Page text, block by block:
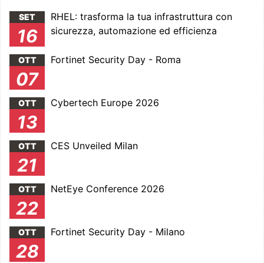
SET
16
RHEL: trasforma la tua infrastruttura con
sicurezza, automazione ed efficienza
OTT
07
Fortinet Security Day - Roma
OTT
13
Cybertech Europe 2026
OTT
21
CES Unveiled Milan
OTT
22
NetEye Conference 2026
OTT
28
Fortinet Security Day - Milano